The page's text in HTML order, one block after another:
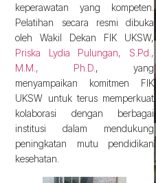
keperawatan yang kompeten.
Pelatihan secara resmi dibuka
oleh Wakil Dekan FIK UKSW,
Priska Lydia Pulungan, S.Pd.,
M.M., Ph.D. , yang
menyampaikan komitmen FIK
UKSW untuk terus memperkuat
kolaborasi dengan berbagai
institusi dalam mendukung
peningkatan mutu pendidikan
kesehatan.